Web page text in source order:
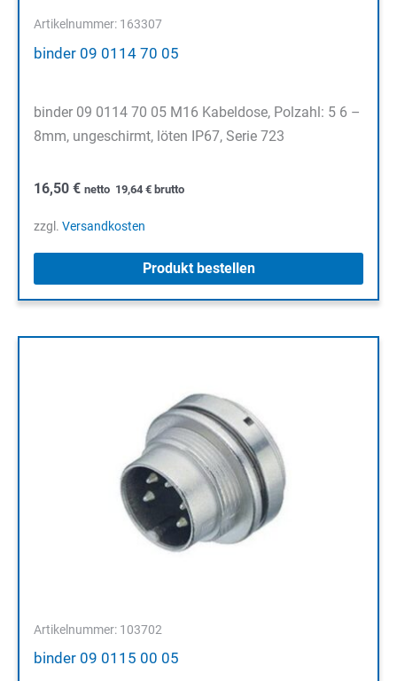
Artikelnummer: 163307
binder 09 0114 70 05
binder 09 0114 70 05 M16 Kabeldose, Polzahl: 5 6 –
8mm, ungeschirmt, löten IP67, Serie 723
16,50 € netto 19,64 € brutto
zzgl. Versandkosten
Produkt bestellen
Artikelnummer: 103702
binder 09 0115 00 05